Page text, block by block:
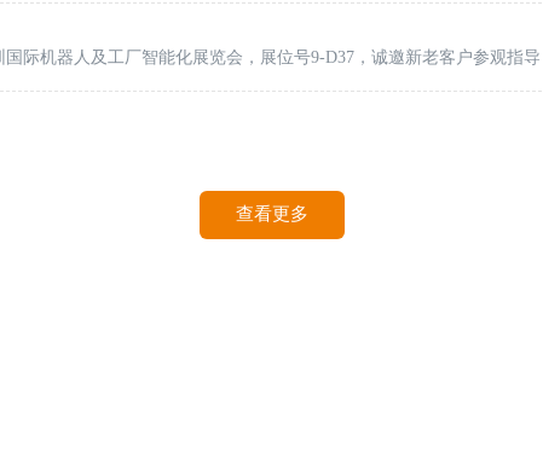
际机器人及工厂智能化展览会，展位号9-D37，诚邀新老客户参观指导
查看更多